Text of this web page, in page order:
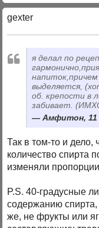
gexter
я делал по
выделяется,
об. крепости в
забивает.
Амфитон, 11
Так в том-то и дело,
количество спирта
изменяли
P.S. 40-градусные
содержанию спирта,
же, не фрукты или